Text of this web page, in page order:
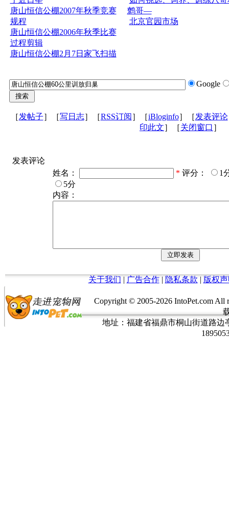
唐山恒信公棚2007年秋季竞赛
规程
唐山恒信公棚2006年秋季比赛
过程剪辑
唐山恒信公棚2月7日家飞扫描
鹩哥—
北京官园市场
Google
［发帖子］［写日志］［RSS订阅 ］［iBloginfo］［发表评论
印此文］［关闭窗口 ］
发表评论
姓名：
* 评分：
1
5分
内容：
关于我们 | 广告合作| 隐私条款 | 版权
Copyright © 2005-2026 IntoPet.com
地址：福建省福鼎市桐山街道路边